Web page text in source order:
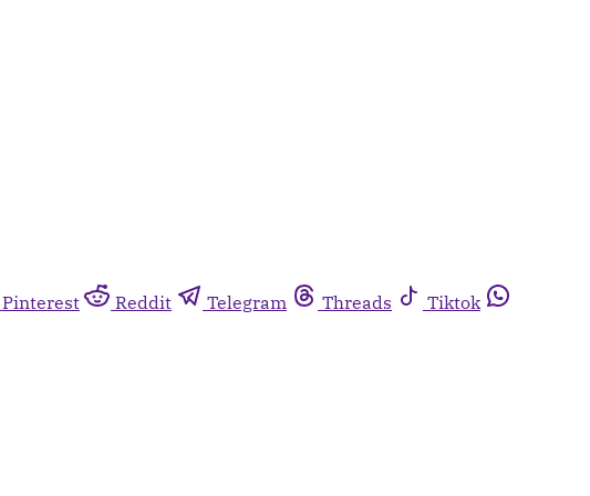
Pinterest Reddit Telegram Threads
Tiktok